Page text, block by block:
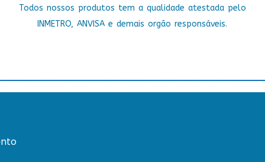
Todos nossos produtos tem a qualidade atestada pelo
INMETRO, ANVISA e demais orgão responsáveis.